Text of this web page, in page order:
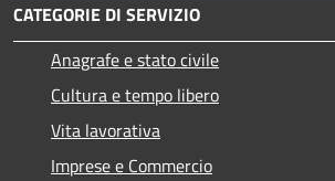
CATEGORIE DI SERVIZIO
Anagrafe e stato civile
Cultura e tempo libero
Vita lavorativa
Imprese e Commercio